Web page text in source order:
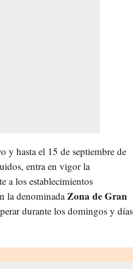
y hasta el 15 de septiembre de
entra en vigor la
a los establecimientos
la denominadaZona de Gran
durante los domingos y días